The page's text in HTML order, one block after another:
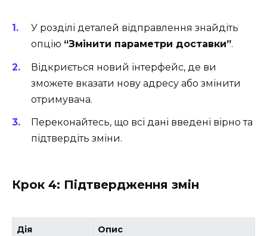
У розділі деталей відправлення знайдіть
опцію “Змінити параметри доставки”.
Відкриється новий інтерфейс, де ви
зможете вказати нову адресу або змінити
отримувача.
Переконайтесь, що всі дані введені вірно та
підтвердіть зміни.
Крок 4: Підтвердження змін
Дія Опис